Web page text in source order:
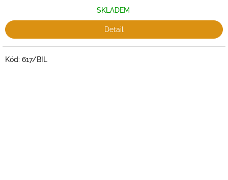
SKLADEM
Detail
Kód: 617/BIL